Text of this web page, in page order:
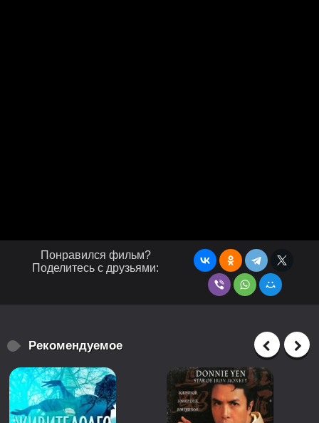
Понравился фильм?
Поделитесь с друзьями:
Рекомендуемое